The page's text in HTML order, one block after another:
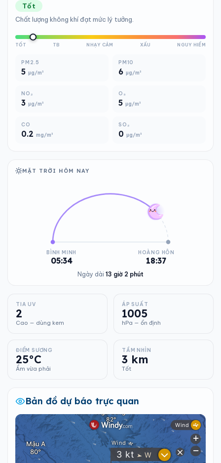
Tốt
Chất lượng không khí đạt mức lý tưởng.
TỐT TB NHẠY CẢM XẤU NGUY HIỂM
PM2.5
5 µg/m³
PM10
6 µg/m³
NO₂
3 µg/m³
O₃
5 µg/m³
CO
0.2 mg/m³
SO₂
0 µg/m³
MẶT TRỜI HÔM NAY
BÌNH MINH
05:34
HOÀNG HÔN
18:37
Ngày dài 13 giờ 2 phút
TIA UV
2
Cao — dùng kem
ÁP SUẤT
1005
hPa — ổn định
ĐIỂM SƯƠNG
25°C
Ẩm vừa phải
TẦM NHÌN
3 km
Tốt
Bản đồ dự báo trực quan